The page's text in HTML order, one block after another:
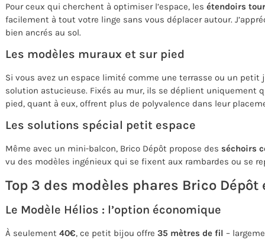
Pour ceux qui cherchent à optimiser l’espace, les étendoirs
facilement à tout votre linge sans vous déplacer autour.
bien ancrés au sol.
Les modèles muraux et sur pied
Si vous avez un espace limité comme une terrasse ou un petit
solution astucieuse. Fixés au mur, ils se déplient uniquement
pied, quant à eux, offrent plus de polyvalence dans leur
Les solutions spécial petit espace
Même avec un mini-balcon, Brico Dépôt propose des séchoirs
vu des modèles ingénieux qui se fixent aux rambardes ou se
Top 3 des modèles phares Brico Dépôt
Le Modèle Hélios : l’option économique
À seulement 40€, ce petit bijou offre 35 mètres de fil –